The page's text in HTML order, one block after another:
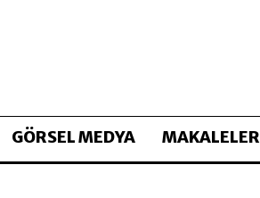
GÖRSEL MEDYA MAKALELER